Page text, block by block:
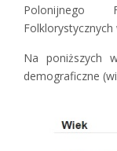
Polonijnego
Na poniższych
demograficzne